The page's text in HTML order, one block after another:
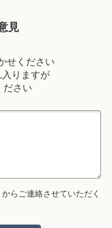
見
せください
りますが
ださい
らご連絡させていただく